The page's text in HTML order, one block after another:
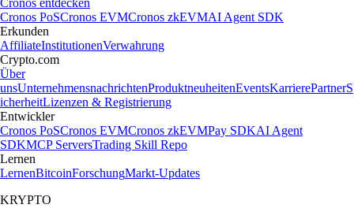
Cronos entdecken
Cronos PoSCronos EVMCronos zkEVMAI Agent SDK
Erkunden
AffiliateInstitutionenVerwahrung
Crypto.com
Über
unsUnternehmensnachrichtenProduktneuheitenEventsKarrierePartnerS
icherheitLizenzen & Registrierung
Entwickler
Cronos PoSCronos EVMCronos zkEVMPay SDKAI Agent
SDKMCP ServersTrading Skill Repo
Lernen
LernenBitcoinForschungMarkt-Updates
KRYPTO